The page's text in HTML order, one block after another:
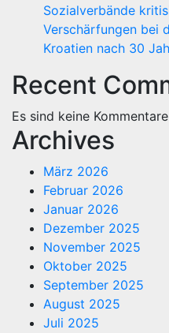
Sozialverbände
Verschärfungen bei
Kroatien nach 30
Recent
Es sind keine
Archives
März 2026
Februar 2026
Januar 2026
Dezember 2025
November 2025
Oktober 2025
September 2025
August 2025
Juli 2025